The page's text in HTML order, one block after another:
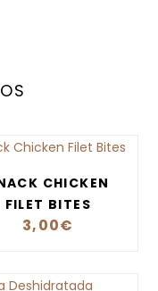
CHICKEN
FILET BITES
3,00€